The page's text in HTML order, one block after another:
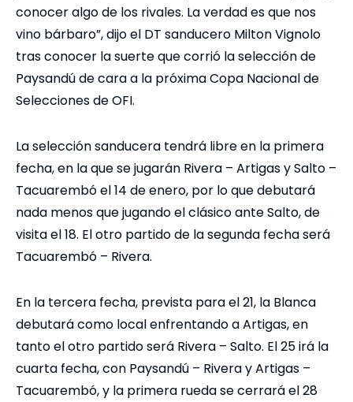
conocer algo de los rivales. La verdad es que nos
vino bárbaro”, dijo el DT sanducero Milton Vignolo
tras conocer la suerte que corrió la selección de
Paysandú de cara a la próxima Copa Nacional de
Selecciones de OFI.
La selección sanducera tendrá libre en la primera
fecha, en la que se jugarán Rivera – Artigas y Salto –
Tacuarembó el 14 de enero, por lo que debutará
nada menos que jugando el clásico ante Salto, de
visita el 18. El otro partido de la segunda fecha será
Tacuarembó – Rivera.
En la tercera fecha, prevista para el 21, la Blanca
debutará como local enfrentando a Artigas, en
tanto el otro partido será Rivera – Salto. El 25 irá la
cuarta fecha, con Paysandú – Rivera y Artigas –
Tacuarembó, y la primera rueda se cerrará el 28